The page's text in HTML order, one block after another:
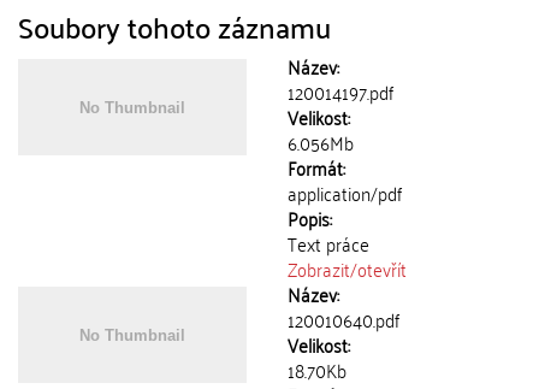
Soubory tohoto záznamu
Název:
120014197.pdf
Velikost:
6.056Mb
Formát:
application/pdf
Popis:
Text práce
Zobrazit/otevřít
Název:
120010640.pdf
Velikost:
18.70Kb